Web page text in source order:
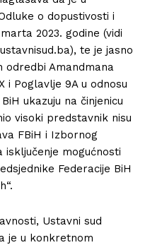
o dopustivosti i
2023. godine (vidi
te je jasno
odredbi Amandmana
i Poglavlje 9A u odnosu
ukazuju na činjenicu
visoki predstavnik nisu
FBiH i Izbornog
isključenje mogućnosti
Federacije BiH
Ustavni sud
je u konkretnom